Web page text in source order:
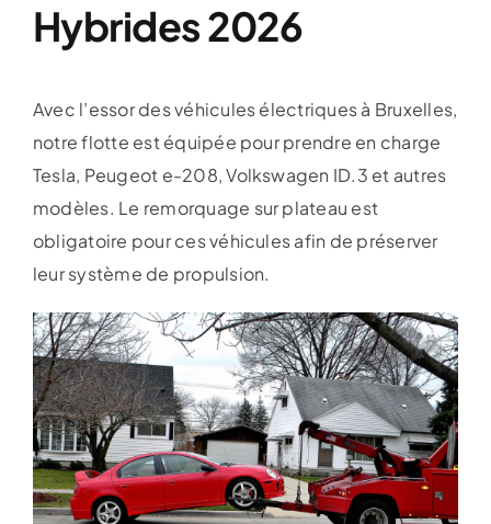
Hybrides 2026
Avec l’essor des véhicules électriques à Bruxelles,
notre flotte est équipée pour prendre en charge
Tesla, Peugeot e-208, Volkswagen ID.3 et autres
modèles. Le remorquage sur plateau est
obligatoire pour ces véhicules afin de préserver
leur système de propulsion.